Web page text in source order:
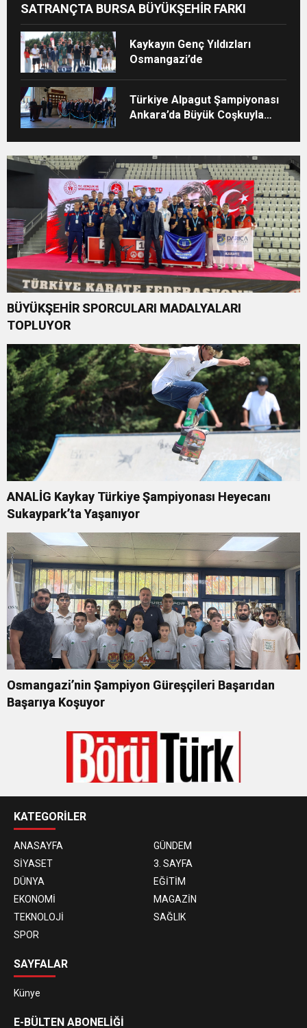
SATRANÇTA BURSA BÜYÜKŞEHİR FARKI
Kaykayın Genç Yıldızları
Osmangazi’de
Türkiye Alpagut Şampiyonası
Ankara’da Büyük Coşkuyla
BÜYÜKŞEHİR SPORCULARI MADALYALARI
TOPLUYOR
ANALİG Kaykay Türkiye Şampiyonası Heyecanı
Sukaypark’ta Yaşanıyor
Osmangazi’nin Şampiyon Güreşçileri Başarıdan
Başarıya Koşuyor
KATEGORİLER
ANASAYFA
GÜNDEM
SİYASET
3. SAYFA
DÜNYA
EĞİTİM
EKONOMİ
MAGAZİN
TEKNOLOJİ
SAĞLIK
SPOR
SAYFALAR
Künye
E-BÜLTEN ABONELİĞİ